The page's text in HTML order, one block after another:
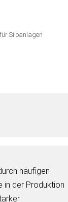
Siloanlagen
häufigen
in der Produktion